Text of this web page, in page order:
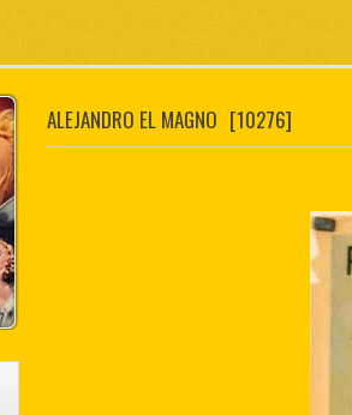
ALEJANDRO EL MAGNO [10276]